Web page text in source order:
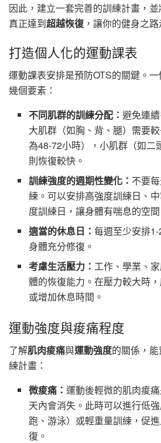
因此，建立一套完善的訓練計畫，
真正達到超越恢復 ，讓你的健身之
打造個人化的運動課表
運動課表安排是預防OTS的關鍵。
幾個要素：
不同肌群的訓練分配：避免連
大肌群（如胸、背、腿）需要
為48-72小時），小肌群（如二
則恢復較快。
訓練強度的週期性變化： 不要
練。可以安排高強度訓練日、
度訓練日，讓身體有喘息的空間
適當的休息日：每週至少安排
身體充分修復。
考慮生活壓力：工作、學業、
體的恢復能力。在壓力較大時
或增加休息時間。
運動強度與痠痛程度
了解肌肉痠痛與運動強度的關係，
練計畫：
微痠痛：運動後輕微的肌肉痠
天內會消失。此時可以進行低
跑、游泳）或輕重量訓練，促
復。